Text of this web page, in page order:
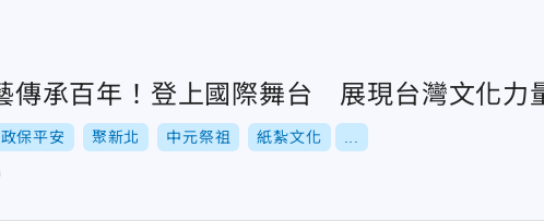
傳承百年！登上國際舞台 展現台灣文化力
保平安 聚新北 中元祭祖 紙紮文化